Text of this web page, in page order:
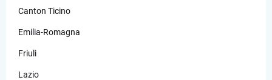
Canton Ticino
Emilia-Romagna
Friuli
Lazio